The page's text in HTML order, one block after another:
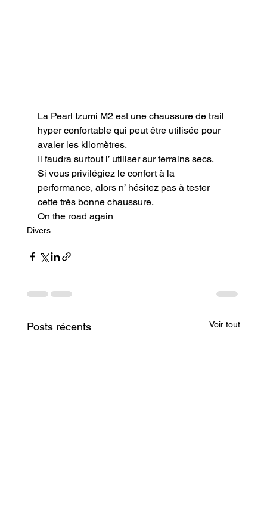
La Pearl Izumi M2 est une chaussure de trail
hyper confortable qui peut être utilisée pour
avaler les kilomètres.
Il faudra surtout l’ utiliser sur terrains secs.
Si vous privilégiez le confort à la
performance, alors n’ hésitez pas à tester
cette très bonne chaussure.
On the road again
Divers
Posts récents Voir tout